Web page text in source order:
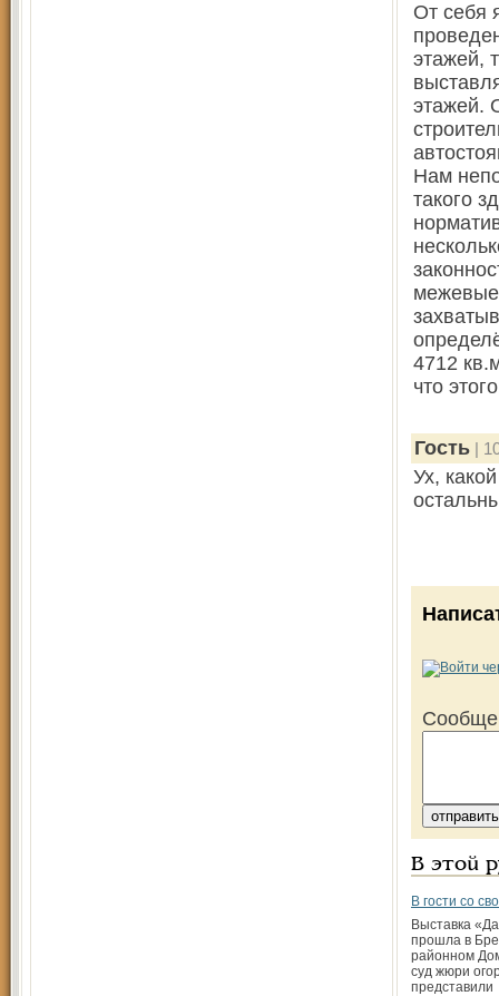
От себя
этажей,
этажей.
Нам
такого
межевые
4712
что
Гость |
Ух,
В этой
В гости со
Выставка
прошла в
районном
суд жюри
представили